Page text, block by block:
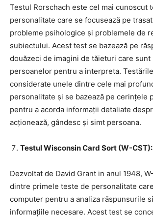
Testul Rorschach este cel mai cunoscut
personalitate care se focusează pe
probleme psihologice și problemele de
subiectului. Acest test se bazează pe
douăzeci de imagini de tăieturi care sunt
persoanelor pentru a interpreta.
considerate unele dintre cele mai
personalitate și se bazează pe cerințele
pentru a acorda informații detaliate
acționează, gândesc și simt persoana.
Testul Wisconsin Card Sort (W-CST):
Dezvoltat de David Grant in anul 1948,
dintre primele teste de personalitate
computer pentru a analiza răspunsurile
informațiile necesare. Acest test se